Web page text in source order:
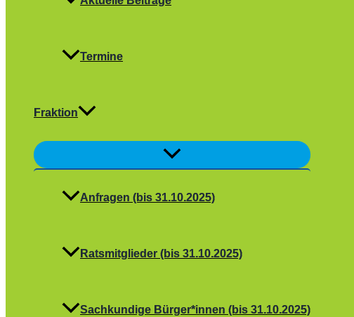
Termine
Fraktion
Menü
Anfragen (bis 31.10.2025)
Ratsmitglieder (bis 31.10.2025)
Sachkundige Bürger*innen (bis 31.10.2025)